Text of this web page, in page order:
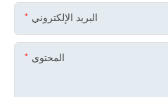
البريد الإلكتروني
المحتوى